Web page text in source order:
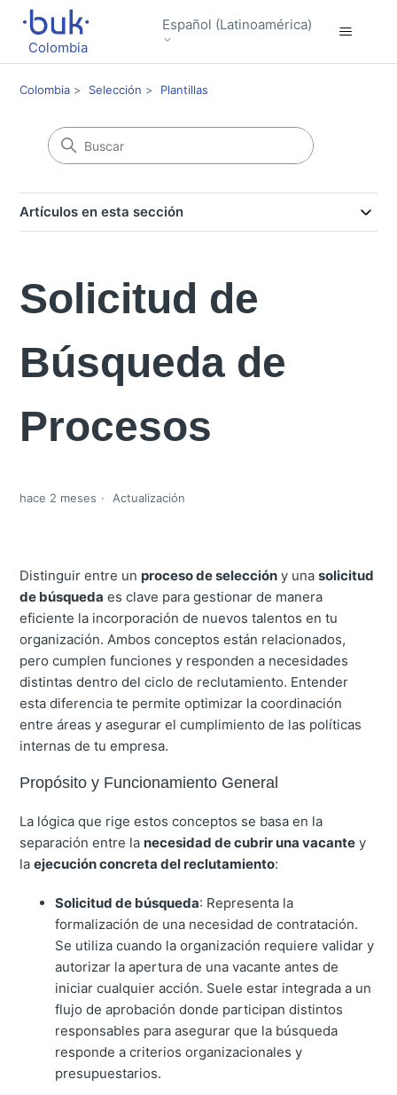
Colombia
Español (Latinoamérica)
Colombia Selección Plantillas
Artículos en esta sección
Solicitud de
Búsqueda de
Procesos
hace 2 meses Actualización
Distinguir entre un proceso de selección y unasolicitud
de búsqueda es clave para gestionar de manera
eficiente la incorporación de nuevos talentos en tu
organización. Ambos conceptos están relacionados,
pero cumplen funciones y responden a necesidades
distintas dentro del ciclo de reclutamiento. Entender
esta diferencia te permite optimizar la coordinación
entre áreas y asegurar el cumplimiento de las políticas
internas de tu empresa.
Propósito y Funcionamiento General
La lógica que rige estos conceptos se basa en la
separación entre la necesidad de cubrir una vacante y
laejecución concreta del reclutamiento:
Solicitud de búsqueda: Representa la
formalización de una necesidad de contratación.
Se utiliza cuando la organización requiere validar y
autorizar la apertura de una vacante antes de
iniciar cualquier acción. Suele estar integrada a un
flujo de aprobación donde participan distintos
responsables para asegurar que la búsqueda
responde a criterios organizacionales y
presupuestarios.